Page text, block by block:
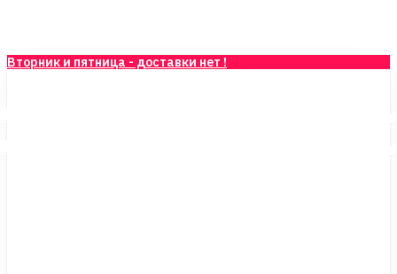
main
Вторник и пятница - доставки нет !